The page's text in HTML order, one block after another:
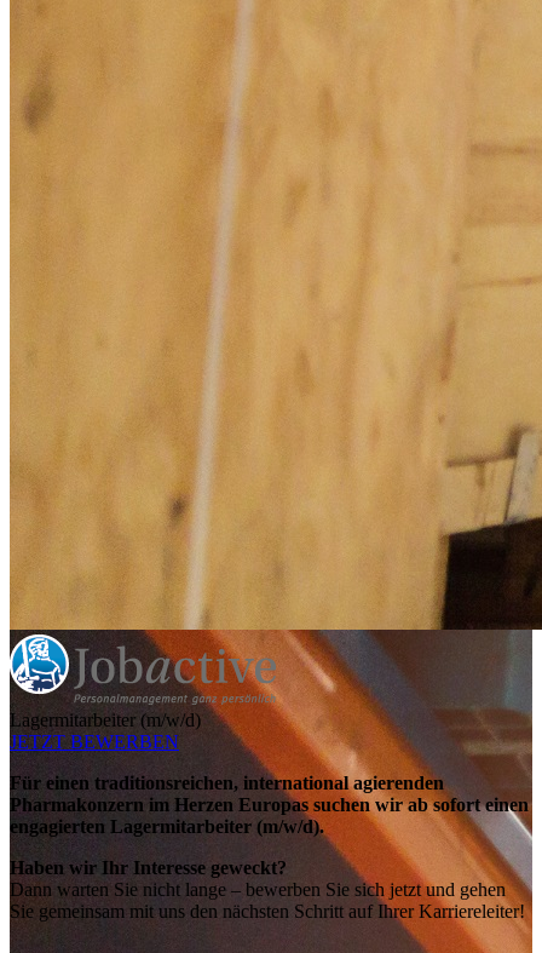
Lagermitarbeiter (m/w/d)
JETZT BEWERBEN
Für einen traditionsreichen, international agierenden
Pharmakonzern im Herzen Europas suchen wir ab sofort einen
engagierten Lagermitarbeiter (m/w/d).
Haben wir Ihr Interesse geweckt?
Dann warten Sie nicht lange – bewerben Sie sich jetzt und gehen
Sie gemeinsam mit uns den nächsten Schritt auf Ihrer Karriereleiter!